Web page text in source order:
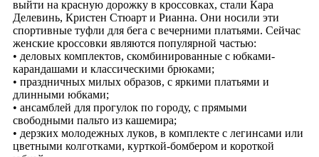
выйти на красную дорожку в кроссовках, стали Кара
Делевинь, Кристен Стюарт и Рианна. Они носили эти
спортивные туфли для бега с вечерними платьями. Сейчас
женские кроссовки являются популярной частью:
• деловых комплектов, скомбинированные с юбками-
карандашами и классическими брюками;
• праздничных милых образов, с яркими платьями и
длинными юбками;
• ансамблей для прогулок по городу, с прямыми
свободными пальто из кашемира;
• дерзких молодежных луков, в комплекте с легинсами или
цветными колготками, курткой-бомбером и короткой